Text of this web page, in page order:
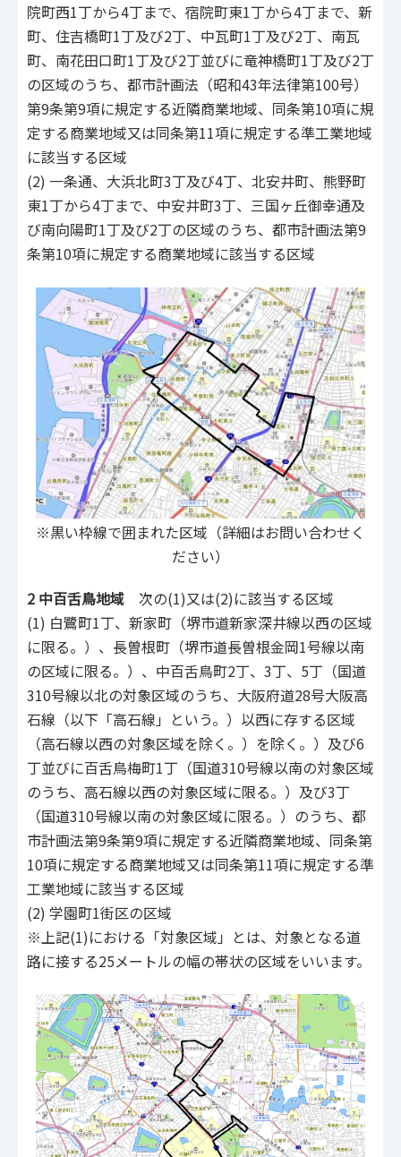
院町西1丁から4丁まで、宿院町東1丁から4丁まで、新
町、住吉橋町1丁及び2丁、中瓦町1丁及び2丁、南瓦
町、南花田口町1丁及び2丁並びに竜神橋町1丁及び2丁
の区域のうち、都市計画法（昭和43年法律第100号）
第9条第9項に規定する近隣商業地域、同条第10項に規
定する商業地域又は同条第11項に規定する準工業地域
に該当する区域
(2) 一条通、大浜北町3丁及び4丁、北安井町、熊野町
東1丁から4丁まで、中安井町3丁、三国ヶ丘御幸通及
び南向陽町1丁及び2丁の区域のうち、都市計画法第9
条第10項に規定する商業地域に該当する区域
※黒い枠線で囲まれた区域（詳細はお問い合わせく
ださい）
2 中百舌鳥地域 次の(1)又は(2)に該当する区域
(1) 白鷺町1丁、新家町（堺市道新家深井線以西の区域
に限る。）、長曽根町（堺市道長曽根金岡1号線以南
の区域に限る。）、中百舌鳥町2丁、3丁、5丁（国道
310号線以北の対象区域のうち、大阪府道28号大阪高
石線（以下「高石線」という。）以西に存する区域
（高石線以西の対象区域を除く。）を除く。）及び6
丁並びに百舌鳥梅町1丁（国道310号線以南の対象区域
のうち、高石線以西の対象区域に限る。）及び3丁
（国道310号線以南の対象区域に限る。）のうち、都
市計画法第9条第9項に規定する近隣商業地域、同条第
10項に規定する商業地域又は同条第11項に規定する準
工業地域に該当する区域
(2) 学園町1街区の区域
※上記(1)における「対象区域」とは、対象となる道
路に接する25メートルの幅の帯状の区域をいいます。